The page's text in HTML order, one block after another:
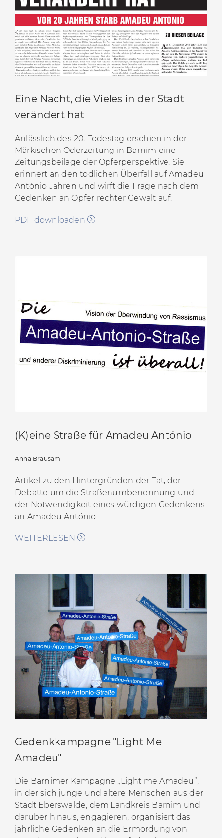
[7]Aufruf zum Gedenkender Kampagne „Light me
Amadeu“ 2020
Eine Nacht, die Vieles in der Stadt
verändert hat
Anlässlich des 20. Todestag erschien in der
Märkischen Oderzeitung in Barnim eine
Zeitungsbeilage der Opferperspektive. Sie
erinnert an den tödlichen Überfall auf Amadeu
António Jahren und wirft die Frage nach dem
Gedenken an Opfer rechter Gewalt auf.
PDF downloaden
(K)eine Straße für Amadeu António
Anna Brausam
Artikel zu den Hintergründen der Tat, der
Debatte um die Straßenumbenennung und
der Notwendigkeit eines würdigen Gedenkens
an Amadeu António
WEITERLESEN
Gedenkkampagne "Light Me
Amadeu"
Die Barnimer Kampagne „Light me Amadeu“,
in der sich junge und ältere Menschen aus der
Stadt Eberswalde, dem Landkreis Barnim und
darüber hinaus, engagieren, organisiert das
jährliche Gedenken an die Ermordung von